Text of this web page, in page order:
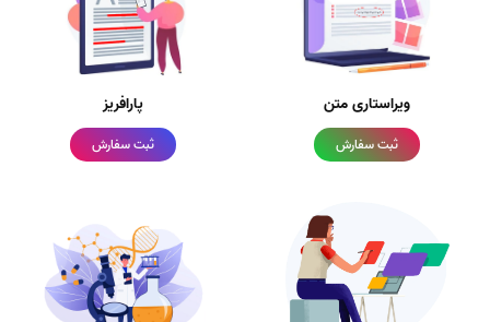
ویراستاری متن
ثبت سفارش
پارافریز
ثبت سفارش